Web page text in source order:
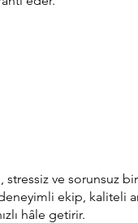
stressiz ve sorunsuz
ekip, kaliteli
hâle getirir.